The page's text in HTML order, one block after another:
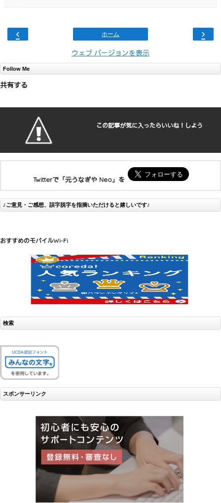
‹ ›
ホーム
ウェブ バージョンを表示
Follow Me
共有する
この記事が気に入ったらいいね！しよう
Twitterで「元うなぎや Neo」を
♪ご意見・ご感想、誤字脱字を指摘いただけると嬉しいです♪
おすすめのモバイルWi-Fi
検索
スポンサーリンク